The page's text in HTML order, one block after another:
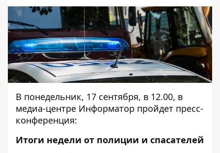
В понедельник, 17 сентября, в 12.00, в
медиа-центре Информатор пройдет пресс-
конференция:
Итоги недели от полиции и спасателей